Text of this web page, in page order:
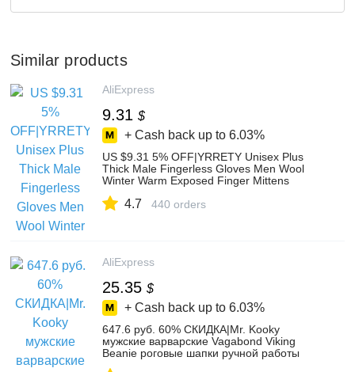
Similar products
AliExpress
9.31 $
+ Cash back up to 6.03%
US $9.31 5% OFF|YRRETY Unisex Plus
Thick Male Fingerless Gloves Men Wool
Winter Warm Exposed Finger Mittens
Men's Gloves from Apparel Accessories on
4.7 440 orders
AliExpress
25.35 $
+ Cash back up to 6.03%
647.6 руб. 60% СКИДКА|Mr. Kooky
мужские варварские Vagabond Viking
Beanie роговые шапки ручной работы